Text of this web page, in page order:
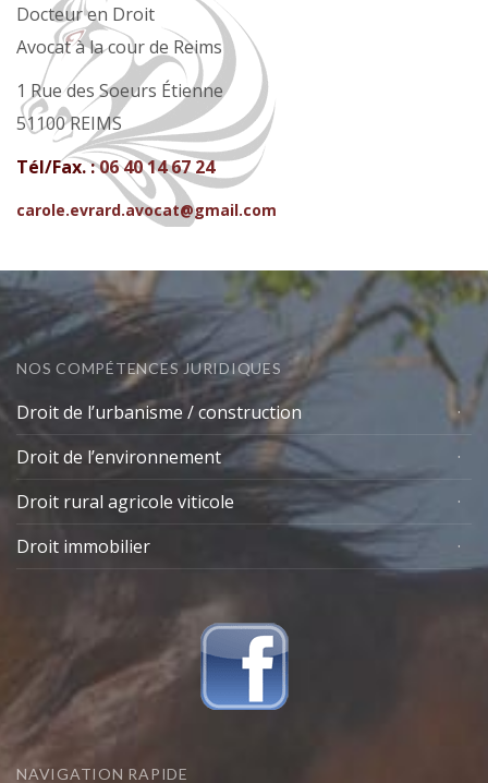
Docteur en Droit
Avocat à la cour de Reims
1 Rue des Soeurs Étienne
51100 REIMS
Tél/Fax. :06 40 14 67 24
carole.evrard.avocat@gmail.com
NOS COMPÉTENCES JURIDIQUES
Droit de l’urbanisme / construction
Droit de l’environnement
Droit rural agricole viticole
Droit immobilier
NAVIGATION RAPIDE